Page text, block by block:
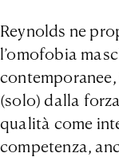
Reynolds ne
l’omofobia
(solo) dalla
qualità come
competenza,